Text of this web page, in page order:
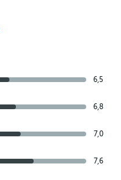
6,5
6,8
7,0
7,6